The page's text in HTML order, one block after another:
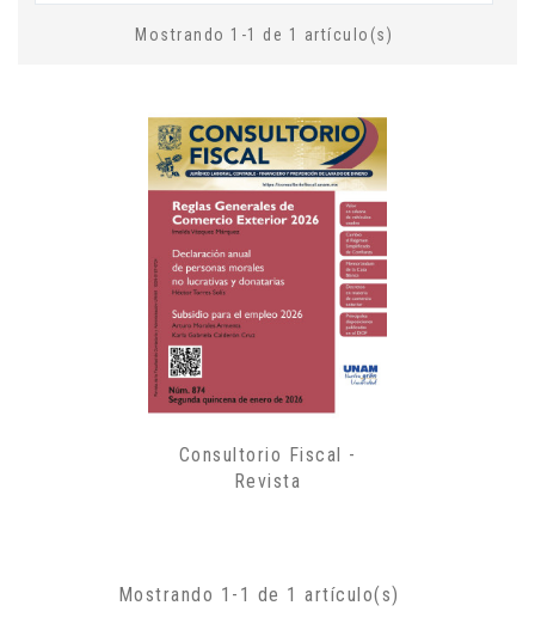
Mostrando 1-1 de 1 artículo(s)
Consultorio Fiscal -
Revista
Mostrando 1-1 de 1 artículo(s)